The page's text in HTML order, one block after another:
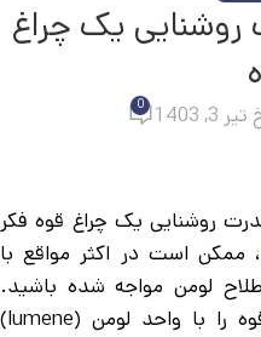
یک چراغ
1403
0
روشنایی یک چراغ قوه فکر
، ممکن است در اکثر مواقع با
لومن مواجه شده باشید.
میزان قدرت روشنایی یک چراغ قوه را با واحد لومن (lumene)